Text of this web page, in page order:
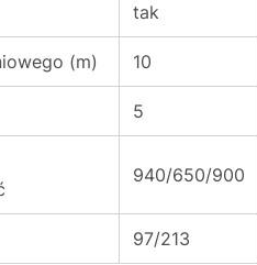
tak
(m) 10
5
940/650/900
97/213